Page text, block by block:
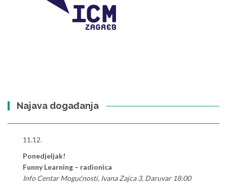
Najava događanja
11.12.
Ponedjeljak!
Funny Learning – radionica
Info Centar Mogućnosti, Ivana Zajca 3, Daruvar 18:00